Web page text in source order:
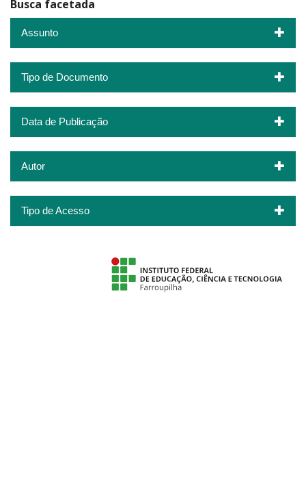
Busca facetada
Assunto
Tipo de Documento
Data de Publicação
Autor
Tipo de Acesso